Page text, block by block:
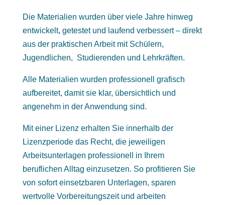
Die Materialien wurden über viele Jahre hinweg
entwickelt, getestet und laufend verbessert – direkt
aus der praktischen Arbeit mit Schülern,
Jugendlichen, Studierenden und Lehrkräften.
Alle Materialien wurden professionell grafisch
aufbereitet, damit sie klar, übersichtlich und
angenehm in der Anwendung sind.
Mit einer Lizenz erhalten Sie innerhalb der
Lizenzperiode das Recht, die jeweiligen
Arbeitsunterlagen professionell in Ihrem
beruflichen Alltag einzusetzen. So profitieren Sie
von sofort einsetzbaren Unterlagen, sparen
wertvolle Vorbereitungszeit und arbeiten